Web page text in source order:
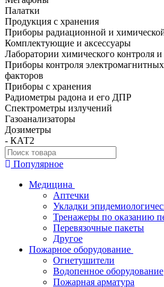
Палатки
Продукция с хранения
Приборы радиационной и
Комплектующие и аксессуары
Лаборатории химического контроля и
Приборы контроля
факторов
Приборы с хранения
Радиометры радона и его ДПР
Спектрометры излучений
Газоанализаторы
Дозиметры
- КАТ2
Популярное
Медицина
Аптечки
Укладки
Тренажеры по оказанию
Перевязочные пакеты
Другое
Пожарное оборудование
Огнетушители
Водопенное оборудование
Пожарная арматура